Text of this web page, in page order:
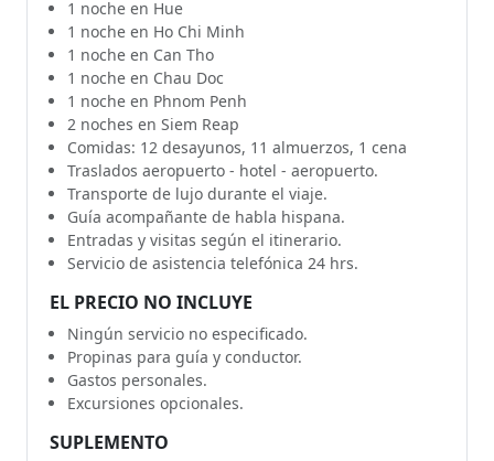
1 noche en Hue
1 noche en Ho Chi Minh
1 noche en Can Tho
1 noche en Chau Doc
1 noche en Phnom Penh
2 noches en Siem Reap
Comidas: 12 desayunos, 11 almuerzos, 1 cena
Traslados aeropuerto - hotel - aeropuerto.
Transporte de lujo durante el viaje.
Guía acompañante de habla hispana.
Entradas y visitas según el itinerario.
Servicio de asistencia telefónica 24 hrs.
EL PRECIO NO INCLUYE
Ningún servicio no especificado.
Propinas para guía y conductor.
Gastos personales.
Excursiones opcionales.
SUPLEMENTO